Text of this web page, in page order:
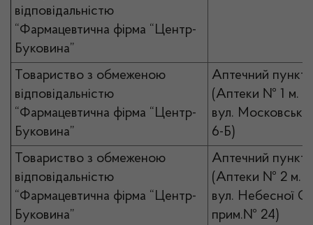
відповідальністю
“Фармацевтична фірма “Центр-
Буковина”
Товариство з обмеженою
відповідальністю
“Фармацевтична фірма “Центр-
Буковина”
Аптечний
(Аптеки № 1 м.
вул. Московської
6-Б)
Товариство з обмеженою
відповідальністю
“Фармацевтична фірма “Центр-
Буковина”
Аптечний
(Аптеки № 2 м.
вул. Небесної
прим.№ 24)